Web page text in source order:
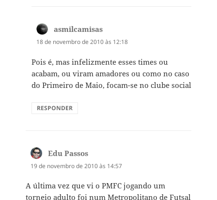
asmilcamisasdisse:
18 de novembro de 2010 às 12:18
Pois é, mas infelizmente esses times ou
acabam, ou viram amadores ou como no caso
do Primeiro de Maio, focam-se no clube social
RESPONDER
Edu Passosdisse:
19 de novembro de 2010 às 14:57
A última vez que vi o PMFC jogando um
torneio adulto foi num Metropolitano de Futsal